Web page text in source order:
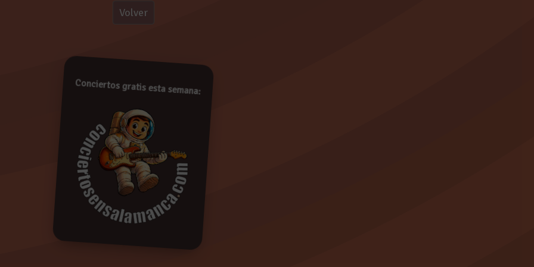
Protección de Datos de Carácter Personal, le informamos que los datos que nos facilite
pasarán a formar parte de la base de datos de Conciertos en Salamanca. Ud. tiene el
derecho a acceder a la información recopilada y rectificarla y/o cancelarla, así como a
oponerse a su tratamiento enviando un e-mail a
indicando su nombre, apellidos y dirección. Si en el plazo de un mes no ha dado ninguna
respuesta entenderemos que da su consentimiento aunque éste será revocable en
cualquier momento. Más información:
Volver
Conciertos gratis esta semana: